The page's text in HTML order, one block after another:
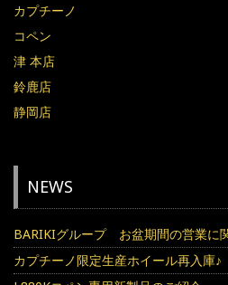
カプチーノ
コペン
津 本店
鈴鹿店
静岡店
NEWS
BARIKIグループ お盆期間の営業に
カプチーノ限定生産ホイール再入庫♪